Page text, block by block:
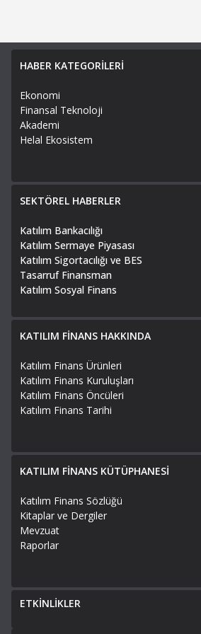
HABER KATEGORİLERİ
Ekonomi
Finansal Teknoloji
Akademi
Helal Ekosistem
SEKTÖREL HABERLER
Katılım Bankacılığı
Katılım Sermaye Piyasası
Katılım Sigortacılığı ve BES
Tasarruf Finansman
Katılım Sosyal Finans
KATILIM FİNANS HAKKINDA
Katılım Finans Ürünleri
Katılım Finans Kuruluşları
Katılım Finans Öncüleri
Katılım Finans Tarihi
KATILIM FİNANS KÜTÜPHANESİ
Katılım Finans Sözlüğü
Kitaplar ve Dergiler
Mevzuat
Raporlar
ETKİNLİKLER